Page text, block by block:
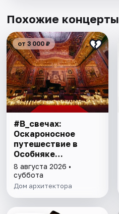
Похожие концерты
от 3 000 ₽
#В_свечах:
Оскароносное
путешествие в
Особняке
Половцова
8 августа 2026 •
суббота
Дом архитектора